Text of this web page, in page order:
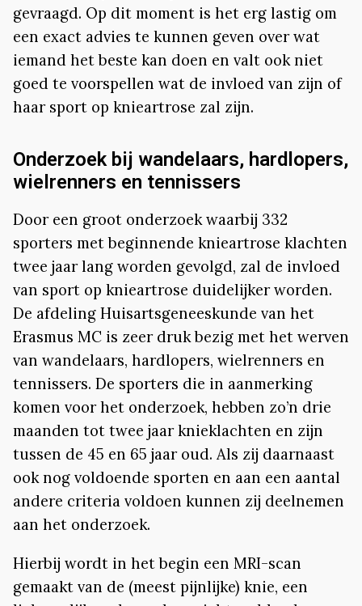
gevraagd. Op dit moment is het erg lastig om
een exact advies te kunnen geven over wat
iemand het beste kan doen en valt ook niet
goed te voorspellen wat de invloed van zijn of
haar sport op knieartrose zal zijn.
Onderzoek bij wandelaars, hardlopers,
wielrenners en tennissers
Door een groot onderzoek waarbij 332
sporters met beginnende knieartrose klachten
twee jaar lang worden gevolgd, zal de invloed
van sport op knieartrose duidelijker worden.
De afdeling Huisartsgeneeskunde van het
Erasmus MC is zeer druk bezig met het werven
van wandelaars, hardlopers, wielrenners en
tennissers. De sporters die in aanmerking
komen voor het onderzoek, hebben zo’n drie
maanden tot twee jaar knieklachten en zijn
tussen de 45 en 65 jaar oud. Als zij daarnaast
ook nog voldoende sporten en aan een aantal
andere criteria voldoen kunnen zij deelnemen
aan het onderzoek.
Hierbij wordt in het begin een MRI-scan
gemaakt van de (meest pijnlijke) knie, een